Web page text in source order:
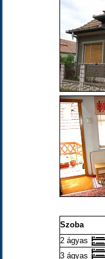
Szoba
2 ágyas
3 ágyas